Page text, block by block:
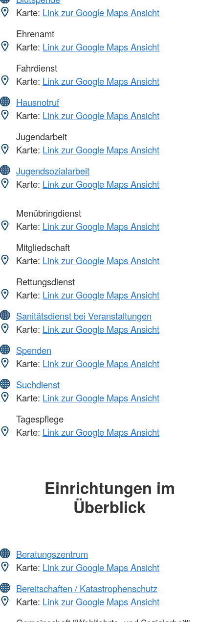
Karte: Link zur Google Maps Ansicht
Ehrenamt
Karte: Link zur Google Maps Ansicht
Fahrdienst
Karte: Link zur Google Maps Ansicht
Hausnotruf
Karte: Link zur Google Maps Ansicht
Jugendarbeit
Karte: Link zur Google Maps Ansicht
Jugendsozialarbeit
Karte: Link zur Google Maps Ansicht
Menübringdienst
Karte: Link zur Google Maps Ansicht
Mitgliedschaft
Karte: Link zur Google Maps Ansicht
Rettungsdienst
Karte: Link zur Google Maps Ansicht
Sanitätsdienst bei Veranstaltungen
Karte: Link zur Google Maps Ansicht
Spenden
Karte: Link zur Google Maps Ansicht
Suchdienst
Karte: Link zur Google Maps Ansicht
Tagespflege
Karte: Link zur Google Maps Ansicht
Einrichtungen im
Überblick
Beratungszentrum
Karte: Link zur Google Maps Ansicht
Bereitschaften / Katastrophenschutz
Karte: Link zur Google Maps Ansicht